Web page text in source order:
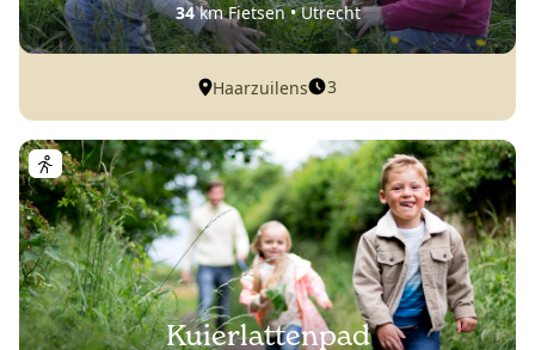
34km Fietsen • Utrecht
Haarzuilens 3
Kuierlattenpad